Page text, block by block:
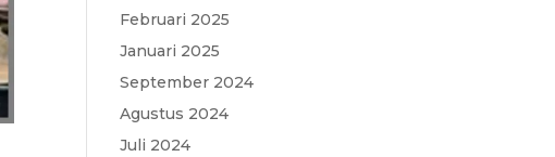
Februari 2025
Januari 2025
September 2024
Agustus 2024
Juli 2024